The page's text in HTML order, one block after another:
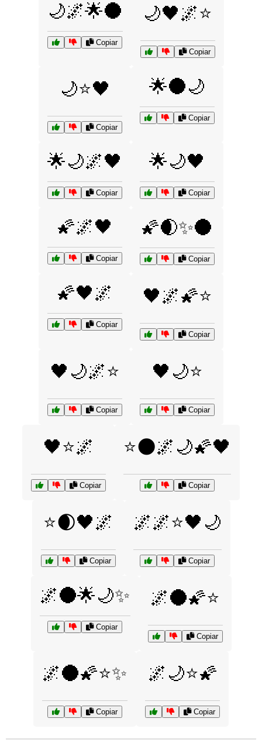
🌙🌌🌟🌑
Copiar
🌙🖤🌌⭐
Copiar
🌙⭐🖤
Copiar
🌟🌑🌙
Copiar
🌟🌙🌌🖤
Copiar
🌟🌙🖤
Copiar
🌠🌌🖤
Copiar
🌠🌒✨🌑
Copiar
🌠🖤🌌
Copiar
🖤🌌🌠⭐
Copiar
🖤🌙🌌⭐
Copiar
🖤🌙⭐
Copiar
🖤⭐🌌
Copiar
⭐🌑🌌🌙🌠🖤
Copiar
⭐🌒🖤🌌
Copiar
🌌🌌⭐🖤🌙
Copiar
🌌🌑🌟🌙✨
Copiar
🌌🌑🌠⭐
Copiar
🌌🌑🌠⭐✨
Copiar
🌌🌙⭐🌠
Copiar